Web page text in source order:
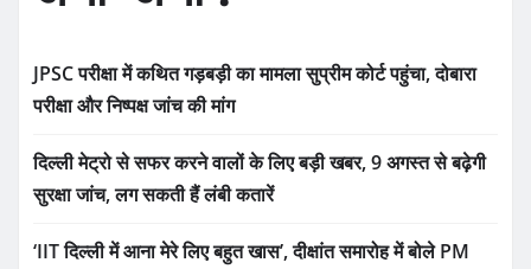
JPSC परीक्षा में कथित गड़बड़ी का मामला सुप्रीम कोर्ट पहुंचा, दोबारा
परीक्षा और निष्पक्ष जांच की मांग
दिल्ली मेट्रो से सफर करने वालों के लिए बड़ी खबर, 9 अगस्त से बढ़ेगी
सुरक्षा जांच, लग सकती हैं लंबी कतारें
‘IIT दिल्ली में आना मेरे लिए बहुत खास’, दीक्षांत समारोह में बोले PM